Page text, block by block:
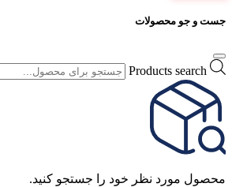
جست و جو محصولات
Products search
محصول مورد نظر خود را جستجو کنید.